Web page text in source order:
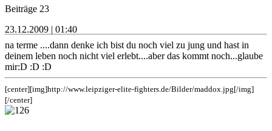
Beiträge 23
23.12.2009 | 01:40
na terme ....dann denke ich bist du noch viel zu jung und hast in
deinem leben noch nicht viel erlebt....aber das kommt noch...glaube
mir:D :D :D
[center][img]http://www.leipziger-elite-fighters.de/Bilder/maddox.jpg[/img]
[/center]